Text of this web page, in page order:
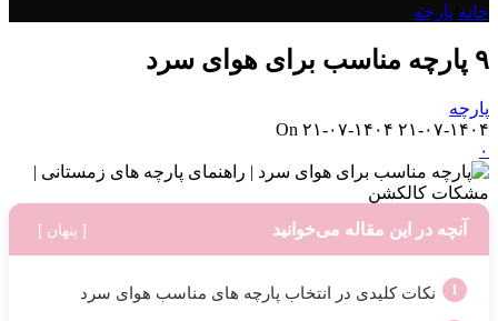
خانه پارچه
۹ پارچه مناسب برای هوای سرد
پارچه
۲۱-۰۷-۱۴۰۴ On ۲۱-۰۷-۱۴۰۴
۰
آنچه در این مقاله می‌خوانید [ پنهان ]
نکات کلیدی در انتخاب پارچه های مناسب هوای سرد